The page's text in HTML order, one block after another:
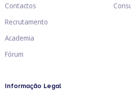
Contactos
Recrutamento
Academia
Fórum
Informação Legal